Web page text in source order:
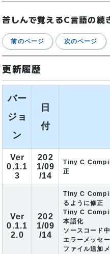
苦しんで覚えるC言語の続
前のページ 次のページ
更新履歴
バー
ジョ
ン
日
付
Ver
0.1.1
3
202
1/09
/14
Tiny C
正
Ver
0.1.1
2.0
202
1/09
/14
Tiny C
るように修正
Tiny C
本語化
ソースコード
エラーメッセ
ファイル追加